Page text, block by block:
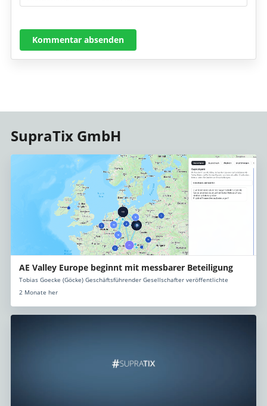
Kommentar absenden
SupraTix GmbH
AE Valley Europe beginnt mit messbarer Beteiligung
Tobias Goecke (Göcke) Geschäftsführender Gesellschafter veröffentlichte
2 Monate her